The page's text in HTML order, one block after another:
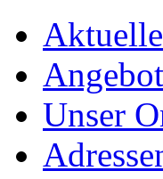
Unser